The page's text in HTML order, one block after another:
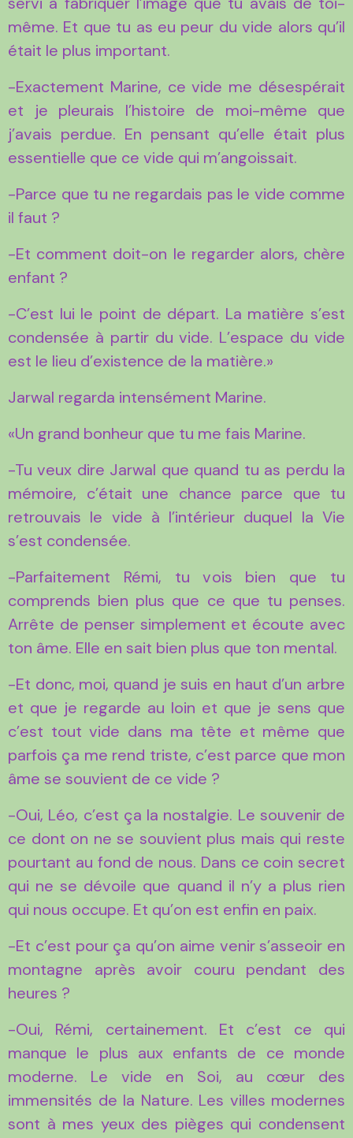
même. Et que tu as eu peur du vide alors qu’il
était le plus important.
-Exactement Marine, ce vide me désespérait
et je pleurais l’histoire de moi-même que
j’avais perdue. En pensant qu’elle était plus
essentielle que ce vide qui m’angoissait.
-Parce que tu ne regardais pas le vide comme
il faut ?
-Et comment doit-on le regarder alors, chère
enfant ?
-C’est lui le point de départ. La matière s’est
condensée à partir du vide. L’espace du vide
est le lieu d’existence de la matière.»
Jarwal regarda intensément Marine.
«Un grand bonheur que tu me fais Marine.
-Tu veux dire Jarwal que quand tu as perdu la
mémoire, c’était une chance parce que tu
retrouvais le vide à l’intérieur duquel la Vie
s’est condensée.
-Parfaitement Rémi, tu vois bien que tu
comprends bien plus que ce que tu penses.
Arrête de penser simplement et écoute avec
ton âme. Elle en sait bien plus que ton mental.
-Et donc, moi, quand je suis en haut d’un arbre
et que je regarde au loin et que je sens que
c’est tout vide dans ma tête et même que
parfois ça me rend triste, c’est parce que mon
âme se souvient de ce vide ?
-Oui, Léo, c’est ça la nostalgie. Le souvenir de
ce dont on ne se souvient plus mais qui reste
pourtant au fond de nous. Dans ce coin secret
qui ne se dévoile que quand il n’y a plus rien
qui nous occupe. Et qu’on est enfin en paix.
-Et c’est pour ça qu’on aime venir s’asseoir en
montagne après avoir couru pendant des
heures ?
-Oui, Rémi, certainement. Et c’est ce qui
manque le plus aux enfants de ce monde
moderne. Le vide en Soi, au cœur des
immensités de la Nature. Les villes modernes
sont à mes yeux des pièges qui condensent